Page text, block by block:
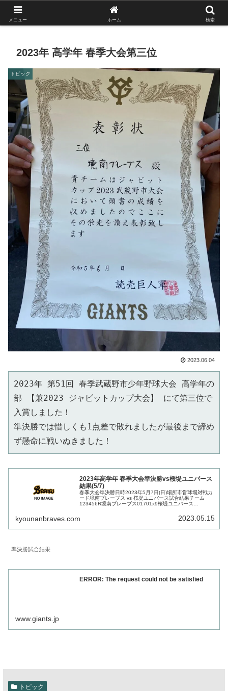
がんばれ！フルスイング！境南ブレーブス！
2023年 高学年 春季大会第三位
トピック
2023.06.04
2023年 第51回 春季武蔵野市少年野球大会 高学年の
部 【兼2023 ジャビットカップ大会】 にて第三位で
入賞しました！
準決勝では惜しくも1点差で敗れましたが最後まで諦め
ず懸命に戦いぬきました！
2023年高学年 春季大会準決勝vs桜堤ユニバース
結果(5/7)
春季大会準決勝日時2023年5月7日(日)場所市営球場対戦カ
ード境南ブレーブス vs 桜堤ユニバース試合結果チーム
123456R境南ブレーブス01701x9桜堤ユニバース
kyounanbraves.com 2023.05.15
準決勝試合結果
ERROR: The request could not be satisfied
www.giants.jp
トピック
メニュー ホーム 検索